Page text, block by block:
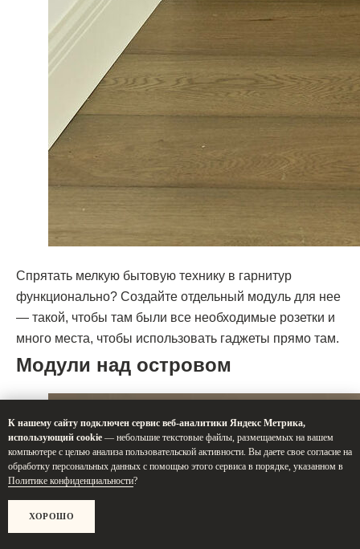
Спрятать мелкую бытовую технику в гарнитур
функционально? Создайте отдельный модуль для нее
— такой, чтобы там были все необходимые розетки и
много места, чтобы использовать гаджеты прямо там.
Модули над островом
ЖДЕМ ВАС В СТУДИИ ДЛЯ
ОБСУЖДЕНИЯ ПРОЕКТА
[ КОНТАКТЫ ]
Санкт-Петербург,
Микрорайон центральный, улица Роз, 41
Нижняя Сыромятническая улица, 10, стр.12
ПОСТРОИТЬ МАРШРУТ
К нашему сайту подключен сервис веб-аналитики Яндекс Метрика,
использующий cookie — небольшие текстовые файлы, размещаемых на вашем
компьютере с целью анализа пользовательской активности. Вы даете свое согласие на
обработку персональных данных с помощью этого сервиса в порядке, указанном в
Политике конфиденциальности?
ХОРОШО